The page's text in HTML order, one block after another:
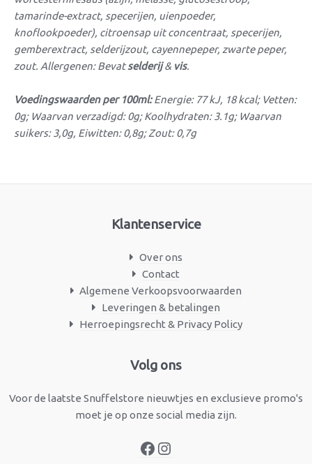
tamarinde-extract, specerijen, uienpoeder,
knoflookpoeder), citroensap uit concentraat, specerijen,
gemberextract, selderijzout, cayennepeper, zwarte peper,
zout. Allergenen: Bevatselderij& vis.
Voedingswaarden per 100ml:Energie: 77 kJ, 18 kcal; Vetten:
0g; Waarvan verzadigd: 0g; Koolhydraten: 3.1g; Waarvan
suikers: 3,0g, Eiwitten: 0,8g; Zout: 0,7g
Klantenservice
Over ons
Contact
Algemene Verkoopsvoorwaarden
Leveringen & betalingen
Herroepingsrecht & Privacy Policy
Volg ons
Voor de laatste Snuffelstore nieuwtjes en exclusieve promo's
moet je op onze social media zijn.
Facebook